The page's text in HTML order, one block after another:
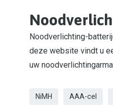
Noodverlichting-
deze website vindt u
uw
NiMH AAA-cel